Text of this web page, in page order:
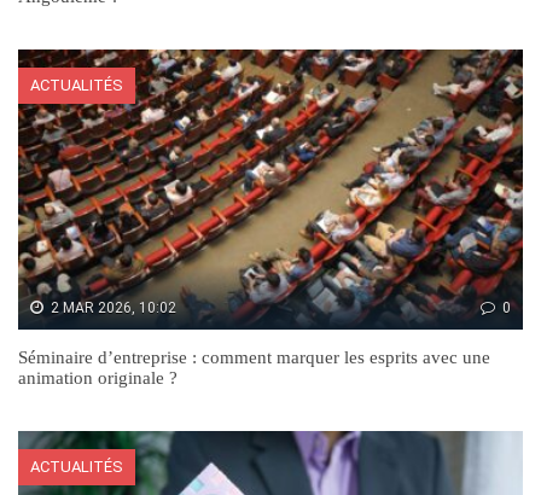
ACTUALITÉS
2 MAR 2026, 10:02 0
Séminaire d’entreprise : comment marquer les esprits avec une
animation originale ?
ACTUALITÉS